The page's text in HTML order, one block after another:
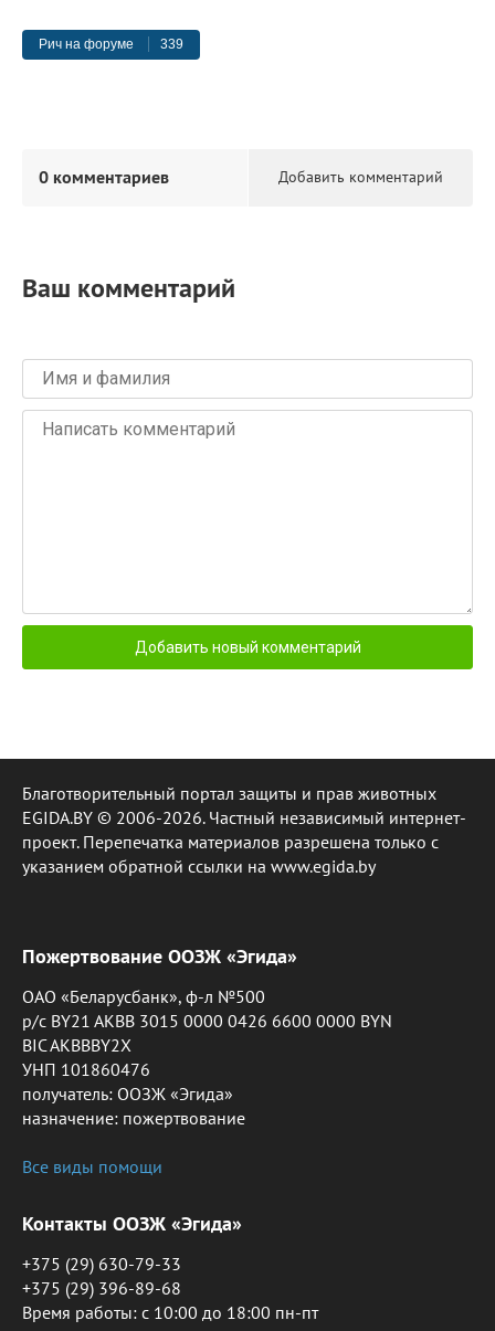
Рич на форуме 339
Добавить комментарий
0 комментариев
Ваш комментарий
Благотворительный портал защиты и прав животных
EGIDA.BY © 2006-2026. Частный независимый интернет-
проект. Перепечатка материалов разрешена только с
указанием обратной ссылки на www.egida.by
Пожертвование ООЗЖ «Эгида»
ОАО «Беларусбанк», ф-л №500
р/с BY21 AKBB 3015 0000 0426 6600 0000 BYN
BIC AKBBBY2X
УНП 101860476
получатель: ООЗЖ «Эгида»
назначение: пожертвование
Все виды помощи
Контакты ООЗЖ «Эгида»
+375 (29) 630-79-33
+375 (29) 396-89-68
Время работы: c 10:00 до 18:00 пн-пт